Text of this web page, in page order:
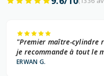
"Premier maître-cylindre
je recommande à tout le
ERWAN G.